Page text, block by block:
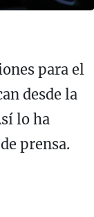
para el
desde la
lo ha
prensa.